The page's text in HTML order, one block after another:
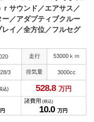
サウンド／エアサス／
／アダプティブクルー
イ／全方位／フルセグ
走行 53000ｋｍ
3 排気量 3000cc
込) 528.8 万円
諸費用 (税込)
10.0 万円